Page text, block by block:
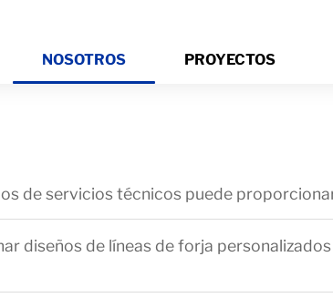
NOSOTROS PROYECTOS
de servicios técnicos puede
diseños de líneas de forja